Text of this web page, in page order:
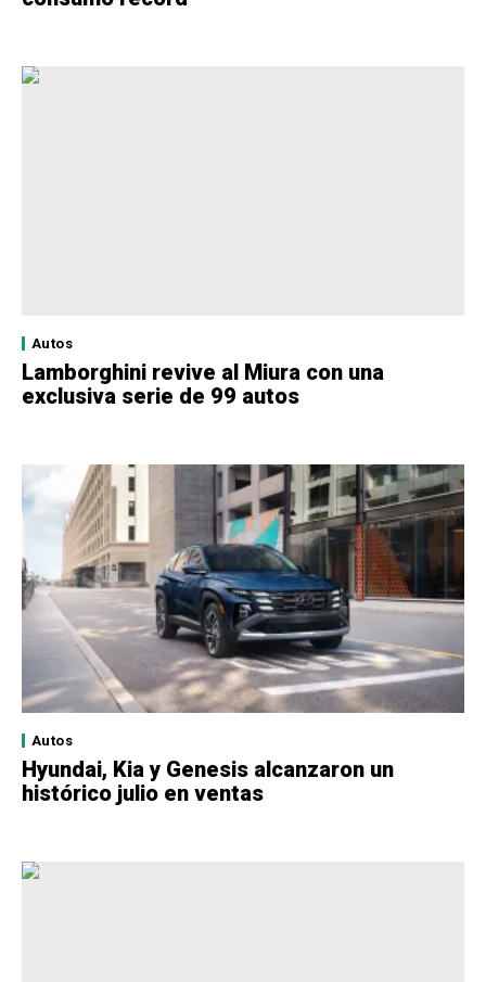
Autos
Lamborghini revive al Miura con una
exclusiva serie de 99 autos
Autos
Hyundai, Kia y Genesis alcanzaron un
histórico julio en ventas